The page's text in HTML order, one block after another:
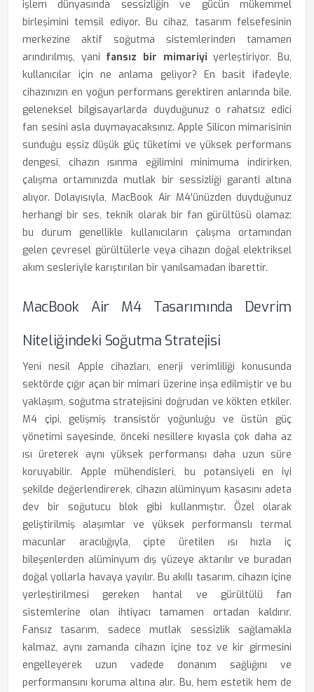
işlem dünyasında sessizliğin ve gücün mükemmel
birleşimini temsil ediyor. Bu cihaz, tasarım felsefesinin
merkezine aktif soğutma sistemlerinden tamamen
arındırılmış, yani fansız bir mimariyi yerleştiriyor. Bu,
kullanıcılar için ne anlama geliyor? En basit ifadeyle,
cihazınızın en yoğun performans gerektiren anlarında bile,
geleneksel bilgisayarlarda duyduğunuz o rahatsız edici
fan sesini asla duymayacaksınız. Apple Silicon mimarisinin
sunduğu eşsiz düşük güç tüketimi ve yüksek performans
dengesi, cihazın ısınma eğilimini minimuma indirirken,
çalışma ortamınızda mutlak bir sessizliği garanti altına
alıyor. Dolayısıyla, MacBook Air M4'ünüzden duyduğunuz
herhangi bir ses, teknik olarak bir fan gürültüsü olamaz;
bu durum genellikle kullanıcıların çalışma ortamından
gelen çevresel gürültülerle veya cihazın doğal elektriksel
akım sesleriyle karıştırılan bir yanılsamadan ibarettir.
MacBook Air M4 Tasarımında Devrim
Niteliğindeki Soğutma Stratejisi
Yeni nesil Apple cihazları, enerji verimliliği konusunda
sektörde çığır açan bir mimari üzerine inşa edilmiştir ve bu
yaklaşım, soğutma stratejisini doğrudan ve kökten etkiler.
M4 çipi, gelişmiş transistör yoğunluğu ve üstün güç
yönetimi sayesinde, önceki nesillere kıyasla çok daha az
ısı üreterek aynı yüksek performansı daha uzun süre
koruyabilir. Apple mühendisleri, bu potansiyeli en iyi
şekilde değerlendirerek, cihazın alüminyum kasasını adeta
dev bir soğutucu blok gibi kullanmıştır. Özel olarak
geliştirilmiş alaşımlar ve yüksek performanslı termal
macunlar aracılığıyla, çipte üretilen ısı hızla iç
bileşenlerden alüminyum dış yüzeye aktarılır ve buradan
doğal yollarla havaya yayılır. Bu akıllı tasarım, cihazın içine
yerleştirilmesi gereken hantal ve gürültülü fan
sistemlerine olan ihtiyacı tamamen ortadan kaldırır.
Fansız tasarım, sadece mutlak sessizlik sağlamakla
kalmaz, aynı zamanda cihazın içine toz ve kir girmesini
engelleyerek uzun vadede donanım sağlığını ve
performansını koruma altına alır. Bu, hem estetik hem de